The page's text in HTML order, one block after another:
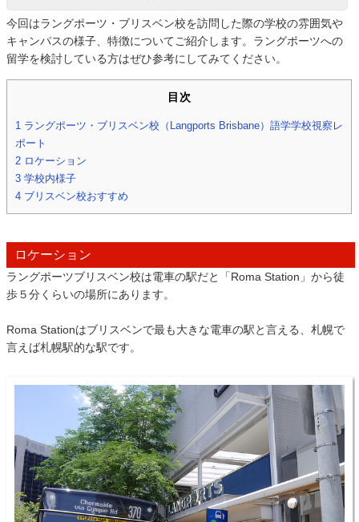
今回はラングポーツ・ブリスベン校を訪問した際の学校の雰囲気や
キャンパスの様子、特徴についてご紹介します。ラングポーツへの
留学を検討している方はぜひ参考にしてみてください。
目次
1 ラングポーツ・ブリスベン校（Langports Brisbane）語学学校視察レ
ポート
2 ロケーション
3 学校内様子
4 ブリスベン校おすすめ
ロケーション
ラングポーツブリスベン校は電車の駅だと「Roma Station」から徒
歩５分くらいの場所にあります。
Roma Stationはブリスベンで最も大きな電車の駅と言える、札幌で
言えば札幌駅的な駅です。